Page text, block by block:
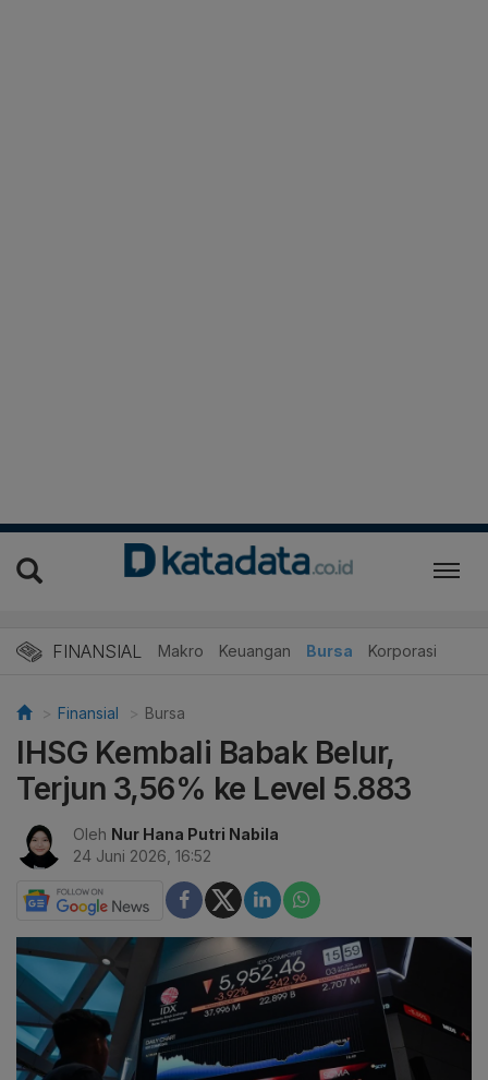
FINANSIAL Makro Keuangan Bursa Korporasi
Finansial Bursa
IHSG Kembali Babak Belur,
Terjun 3,56% ke Level 5.883
Oleh Nur Hana Putri Nabila
24 Juni 2026, 16:52